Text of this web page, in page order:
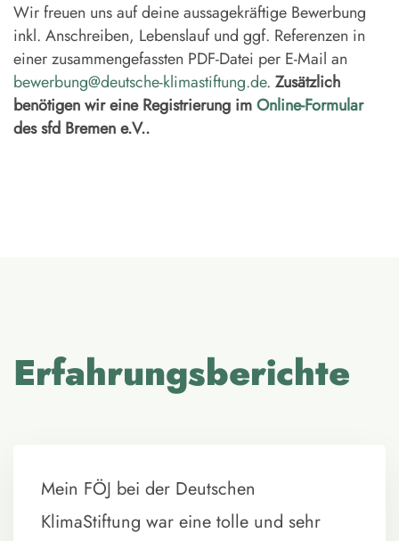
Wir freuen uns auf deine aussagekräftige Bewerbung
inkl. Anschreiben, Lebenslauf und ggf. Referenzen in
einer zusammengefassten PDF-Datei per E-Mail an
bewerbung@deutsche-klimastiftung.de. Zusätzlich
benötigen wir eine Registrierung imOnline-Formular
des sfd Bremen e.V..
Erfahrungsberichte
Mein FÖJ bei der Deutschen
KlimaStiftung war eine tolle und sehr